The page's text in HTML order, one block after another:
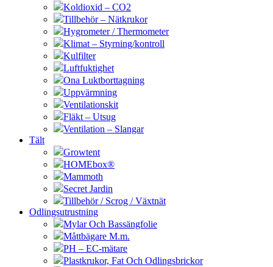
Koldioxid – CO2
Tillbehör – Nätkrukor
Hygrometer / Thermometer
Klimat – Styrning/kontroll
Kulfilter
Luftfuktighet
Ona Luktborttagning
Uppvärmning
Ventilationskit
Fläkt – Utsug
Ventilation – Slangar
Tält
Growtent
HOMEbox®
Mammoth
Secret Jardin
Tillbehör / Scrog / Växtnät
Odlingsutrustning
Mylar Och Bassängfolie
Måttbägare M.m.
PH – EC-mätare
Plastkrukor, Fat Och Odlingsbrickor